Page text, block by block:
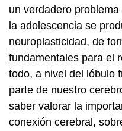
un verdadero
la adolescencia se
neuroplasticidad, de
fundamentales para el
todo, a nivel del lóbulo
parte de nuestro
saber valorar la
conexión cerebral,